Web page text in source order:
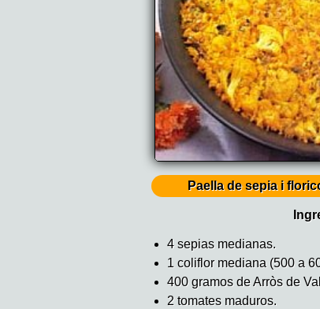
Paella de sepia i
4 sepias medianas.
1 coliflor mediana (500 a
400 gramos de Arròs de
2 tomates maduros.